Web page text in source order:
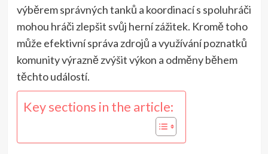
výběrem správných tanků a koordinací s spoluhráči
mohou hráči zlepšit svůj herní zážitek. Kromě toho
může efektivní správa zdrojů a využívání poznatků
komunity výrazně zvýšit výkon a odměny během
těchto událostí.
Key sections in the article: